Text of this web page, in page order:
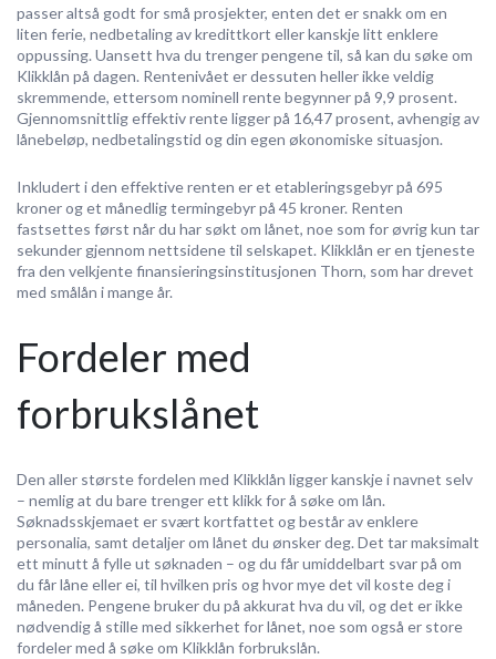
passer altså godt for små prosjekter, enten det er snakk om en
liten ferie, nedbetaling av kredittkort eller kanskje litt enklere
oppussing. Uansett hva du trenger pengene til, så kan du søke om
Klikklån på dagen. Rentenivået er dessuten heller ikke veldig
skremmende, ettersom nominell rente begynner på 9,9 prosent.
Gjennomsnittlig effektiv rente ligger på 16,47 prosent, avhengig av
lånebeløp, nedbetalingstid og din egen økonomiske situasjon.
Inkludert i den effektive renten er et etableringsgebyr på 695
kroner og et månedlig termingebyr på 45 kroner. Renten
fastsettes først når du har søkt om lånet, noe som for øvrig kun tar
sekunder gjennom nettsidene til selskapet. Klikklån er en tjeneste
fra den velkjente finansieringsinstitusjonen Thorn, som har drevet
med smålån i mange år.
Fordeler med
forbrukslånet
Den aller største fordelen med Klikklån ligger kanskje i navnet selv
– nemlig at du bare trenger ett klikk for å søke om lån.
Søknadsskjemaet er svært kortfattet og består av enklere
personalia, samt detaljer om lånet du ønsker deg. Det tar maksimalt
ett minutt å fylle ut søknaden – og du får umiddelbart svar på om
du får låne eller ei, til hvilken pris og hvor mye det vil koste deg i
måneden. Pengene bruker du på akkurat hva du vil, og det er ikke
nødvendig å stille med sikkerhet for lånet, noe som også er store
fordeler med å søke om Klikklån forbrukslån.